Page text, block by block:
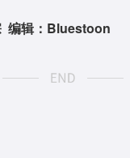
编辑：Bluestoon